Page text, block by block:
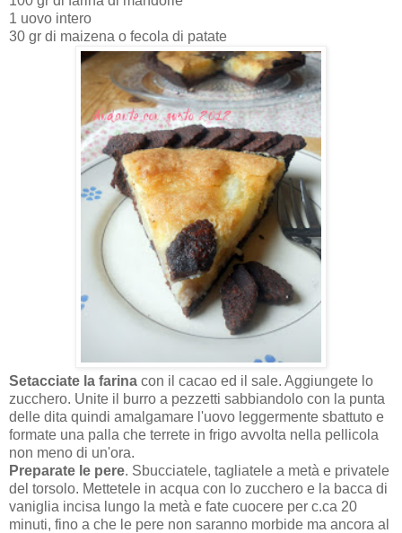
1 uovo intero
30 gr di maizena o fecola di patate
Setacciate la farina con il cacao ed il sale. Aggiungete lo
zucchero. Unite il burro a pezzetti sabbiandolo con la punta
delle dita quindi amalgamare l'uovo leggermente sbattuto e
formate una palla che terrete in frigo avvolta nella pellicola
non meno di un'ora.
Preparate le pere. Sbucciatele, tagliatele a metà e privatele
del torsolo. Mettetele in acqua con lo zucchero e la bacca di
vaniglia incisa lungo la metà e fate cuocere per c.ca 20
minuti, fino a che le pere non saranno morbide ma ancora al